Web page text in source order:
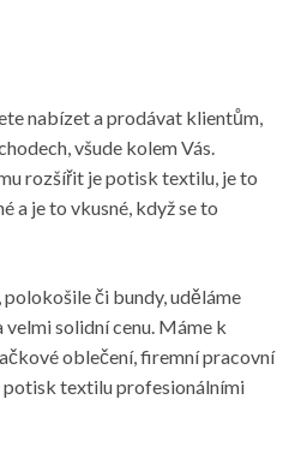
nabízet a prodávat klientům,
všude kolem Vás.
rozšířit je potisk textilu, je to
a je to vkusné, když se to
či bundy, uděláme
solidní cenu. Máme k
oblečení, firemní pracovní
potisk textiluprofesionálními